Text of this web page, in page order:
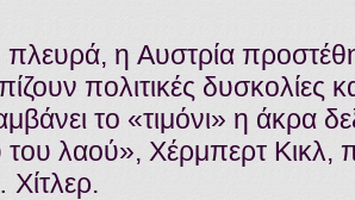
η Αυστρία
πολιτικές δυσκολίες
το «τιμόνι» η άκρα
του λαού», Χέρμπερτ Κικλ,